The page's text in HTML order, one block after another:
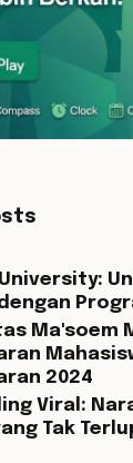
Ma'soem
2024
Viral:
Tak